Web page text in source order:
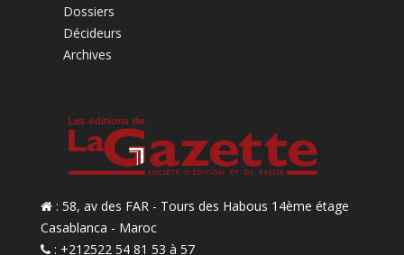
Dossiers
Décideurs
Archives
: 58, av des FAR - Tours des Habous 14ème étage
Casablanca - Maroc
: +212522 54 81 53 à 57